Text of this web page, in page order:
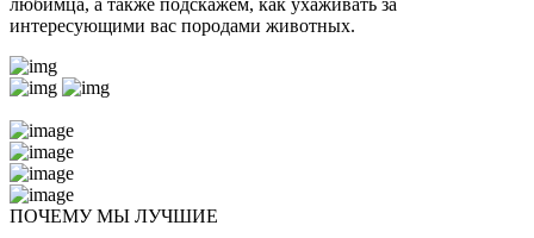
любимца, а также подскажем, как ухаживать за
интересующими вас породами животных.
ПОЧЕМУ МЫ ЛУЧШИЕ